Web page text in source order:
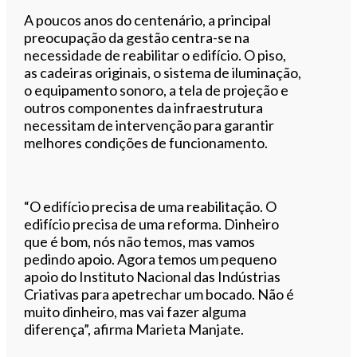
A poucos anos do centenário, a principal
preocupação da gestão centra-se na
necessidade de reabilitar o edifício. O piso,
as cadeiras originais, o sistema de iluminação,
o equipamento sonoro, a tela de projeção e
outros componentes da infraestrutura
necessitam de intervenção para garantir
melhores condições de funcionamento.
“O edifício precisa de uma reabilitação. O
edifício precisa de uma reforma. Dinheiro
que é bom, nós não temos, mas vamos
pedindo apoio. Agora temos um pequeno
apoio do Instituto Nacional das Indústrias
Criativas para apetrechar um bocado. Não é
muito dinheiro, mas vai fazer alguma
diferença”, afirma Marieta Manjate.